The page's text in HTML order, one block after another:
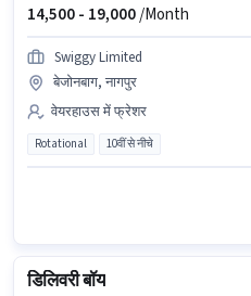
14,500 - 19,000/Month
Swiggy Limited
बेजोनबाग, नागपुर
वेयरहाउस में फ्रेशर
Rotational 10वीं से नीचे
डिलिवरी बॉय